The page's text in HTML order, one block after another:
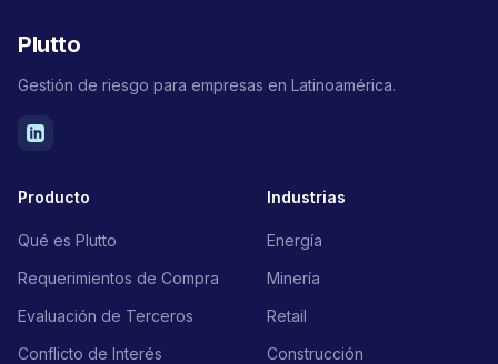
Plutto
Gestión de riesgo para empresas en Latinoamérica.
Producto
Qué es Plutto
Requerimientos de Compra
Evaluación de Terceros
Conflicto de Interés
Industrias
Energía
Minería
Retail
Construcción